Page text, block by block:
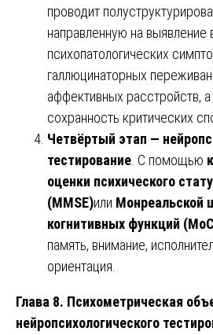
проводит
направленную на
психопатологических
галлюцинаторных
аффективных расстройств,
сохранность критических
Четвёртый этап —
тестирование . С помощью
оценки психического
(MMSE)или Монреальской
когнитивных функций
память, внимание,
ориентация.
Глава 8. Психометрическая
нейропсихологического